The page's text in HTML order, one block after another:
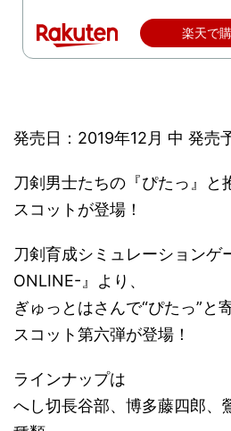
楽天で
発売日：2019年12月 中 発売
刀剣男士たちの『ぴたっ』と
スコットが登場！
刀剣育成シミュレーションゲ
ONLINE-』より、
ぎゅっとはさんで“ぴたっ”と
スコット第六弾が登場！
ラインナップは
へし切長谷部、博多藤四郎